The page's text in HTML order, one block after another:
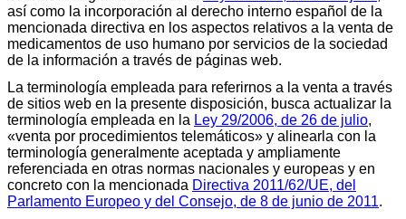
así como la incorporación al derecho interno español de la
mencionada directiva en los aspectos relativos a la venta de
medicamentos de uso humano por servicios de la sociedad
de la información a través de páginas web.
La terminología empleada para referirnos a la venta a través
de sitios web en la presente disposición, busca actualizar la
terminología empleada en la Ley 29/2006, de 26 de julio,
«venta por procedimientos telemáticos» y alinearla con la
terminología generalmente aceptada y ampliamente
referenciada en otras normas nacionales y europeas y en
concreto con la mencionada Directiva 2011/62/UE, del
Parlamento Europeo y del Consejo, de 8 de junio de 2011.